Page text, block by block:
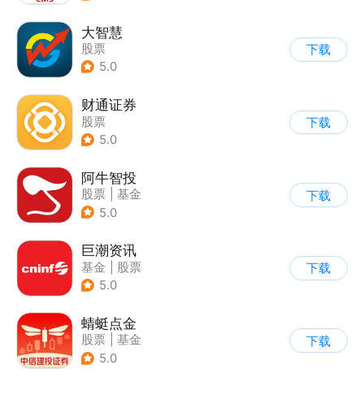
大智慧
股票
5.0
下载
财通证券
股票
5.0
下载
阿牛智投
股票
基金
5.0
下载
巨潮资讯
基金
股票
5.0
下载
蜻蜓点金
股票
基金
5.0
下载